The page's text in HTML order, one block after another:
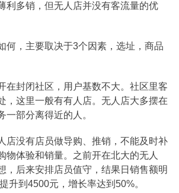
利多销，但无人店并没有客流量的优
何，主要取决于3个因素，选址，商品
在封闭社区，用户基数不大。社区里客
，这里一般有有人店。无人店大多摆在
一部分离得近的人。
店没有店员做导购、推销，不能及时补
物体验和销量。之前开在北大的无人
，后来安排店员值守，结果日销售额明
升到4500元，增长率达到50%。